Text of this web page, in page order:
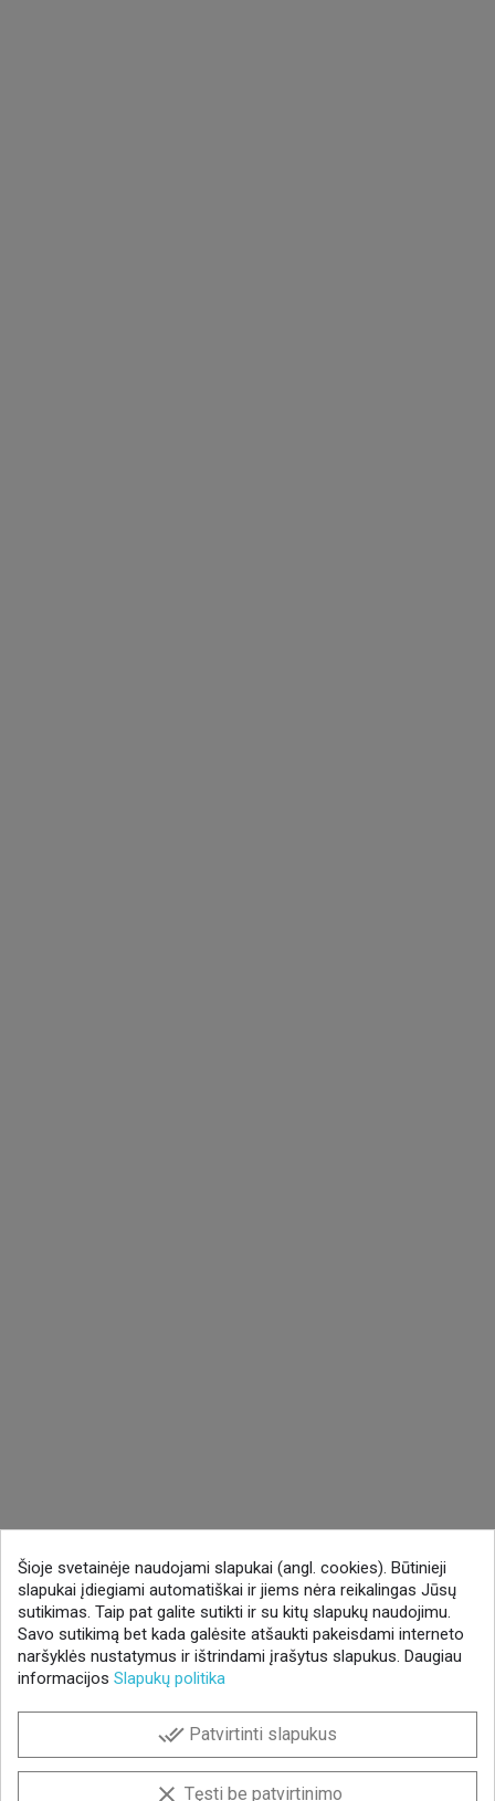
Šioje svetainėje naudojami slapukai (angl. cookies). Būtinieji
slapukai įdiegiami automatiškai ir jiems nėra reikalingas Jūsų
sutikimas. Taip pat galite sutikti ir su kitų slapukų naudojimu.
Savo sutikimą bet kada galėsite atšaukti pakeisdami interneto
naršyklės nustatymus ir ištrindami įrašytus slapukus. Daugiau
informacijos Slapukų politika
done_all Patvirtinti slapukus
clear Tęsti be patvirtinimo